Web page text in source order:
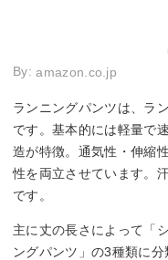
By:amazon.co.jp
ランニングパンツは、ラ
です。基本的には軽量で
造が特徴。通気性・伸縮
性を両立させています。
です。
主に丈の長さによって「
ングパンツ」の3種類に